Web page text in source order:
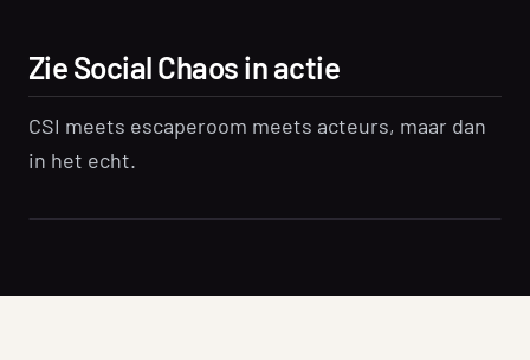
Zie Social Chaos in actie
CSI meets escaperoom meets acteurs, maar dan
in het echt.